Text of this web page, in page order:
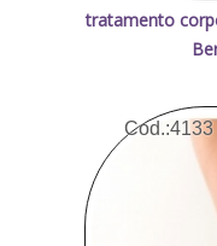
tratamento
Cod.:4133